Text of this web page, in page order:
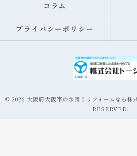
コラム
プライバシーポリシー
© 2026 大阪府大阪市の水回りリフォームなら
RESERVED.